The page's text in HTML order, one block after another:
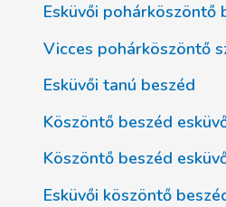
Esküvői pohárköszöntő
Vicces pohárköszöntő
Esküvői tanú beszéd
Köszöntő beszéd
Köszöntő beszéd
Esküvői köszöntő